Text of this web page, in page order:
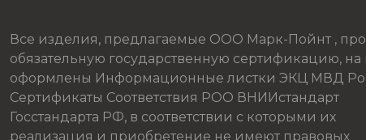
Все изделия, предлагаемые ООО Марк-Пойнт ,
обязательную государственную сертификацию, на
оформлены Информационные листки ЭКЦ МВД
Сертификаты Соответствия РОО ВНИИстандарт
Госстандарта РФ, в соответствии с которыми их
реализация и приобретение не имеют правовых